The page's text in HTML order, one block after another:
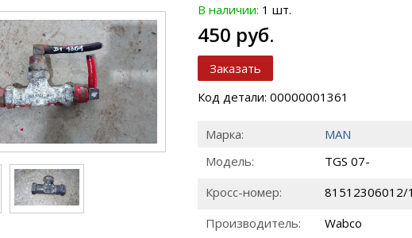
В наличии: 1 шт.
450 руб.
Заказать
Код детали: 00000001361
Марка:
MAN
Модель:
TGS 07-
Кросс-номер:
81512306012/
Производитель:
Wabco